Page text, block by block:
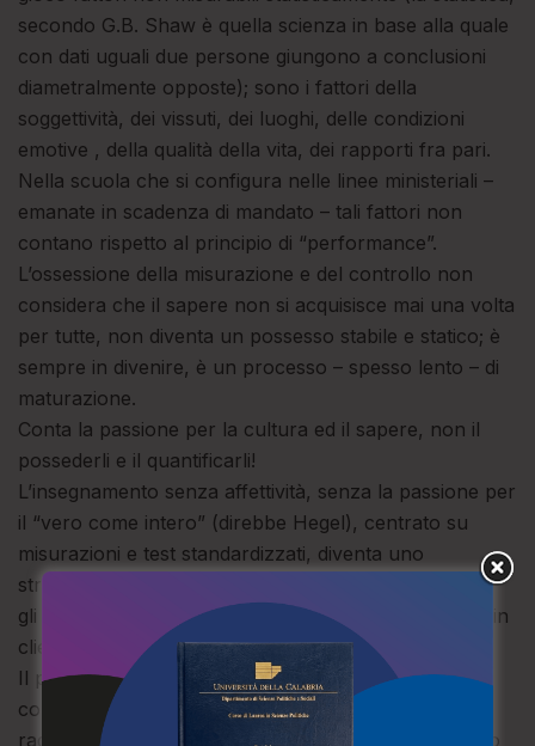
secondo G.B. Shaw è quella scienza in base alla quale
con dati uguali due persone giungono a conclusioni
diametralmente opposte); sono i fattori della
soggettività, dei vissuti, dei luoghi, delle condizioni
emotive , della qualità della vita, dei rapporti fra pari.
Nella scuola che si configura nelle linee ministeriali –
emanate in scadenza di mandato – tali fattori non
contano rispetto al principio di “performance”.
L’ossessione della misurazione e del controllo non
considera che il sapere non si acquisisce mai una volta
per tutte, non diventa un possesso stabile e statico; è
sempre in divenire, è un processo – spesso lento – di
maturazione.
Conta la passione per la cultura ed il sapere, non il
possederli e il quantificarli!
L’insegnamento senza affettività, senza la passione per
il “vero come intero” (direbbe Hegel), centrato su
misurazioni e test standardizzati, diventa uno
strumento per limitare lo spirito critico e trasformare
gli utenti della scuola (qualche volta hanno ragione) in
clienti (hanno sempre ragione).
Il principio in base al quale, dato che alcune scuole
corrono a 200 all’ora tutte le scuole debbano
raggiungere quella velocità, è miope ed offensivo allo